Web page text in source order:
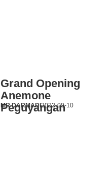
Grand Opening
Anemone
Peguyangan
MR DARMADI2022-09-10